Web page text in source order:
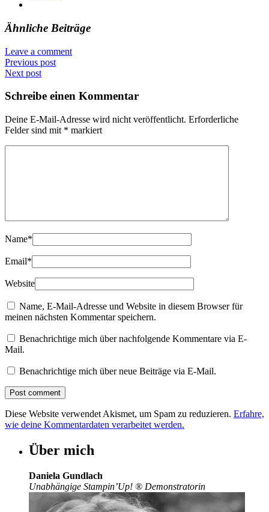
Ähnliche Beiträge
Leave a comment
Previous post
Next post
Schreibe einen Kommentar
Deine E-Mail-Adresse wird nicht veröffentlicht. Erforderliche
Felder sind mit * markiert
Name*
Email*
Website
Name, E-Mail-Adresse und Website in diesem Browser für
meinen nächsten Kommentar speichern.
Benachrichtige mich über nachfolgende Kommentare via E-
Mail.
Benachrichtige mich über neue Beiträge via E-Mail.
Diese Website verwendet Akismet, um Spam zu reduzieren. Erfahre,
wie deine Kommentardaten verarbeitet werden.
Über mich
Daniela Gundlach
Unabhängige Stampin’Up! ® Demonstratorin